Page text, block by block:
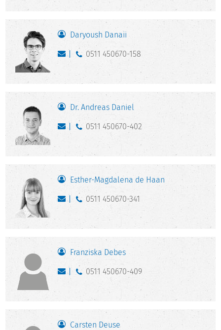
Daryoush Danaii
0511 450670-158
Dr. Andreas Daniel
0511 450670-402
Esther-Magdalena de Haan
0511 450670-341
Franziska Debes
0511 450670-409
Carsten Deuse